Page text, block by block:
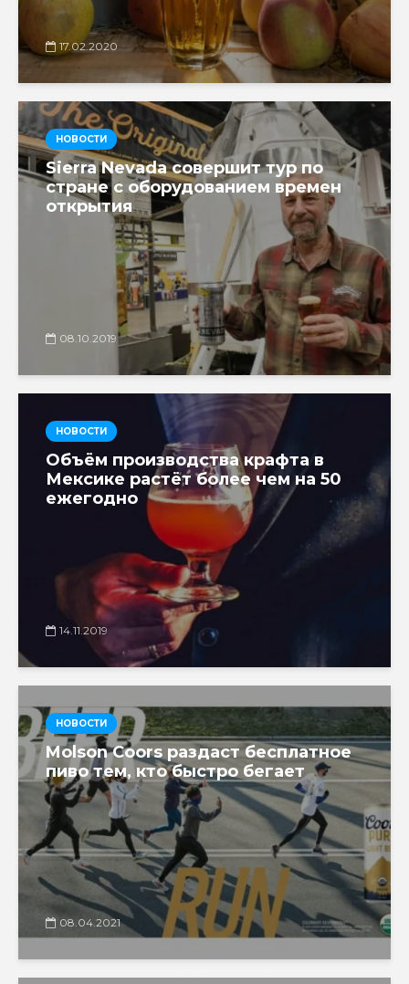
17.02.2020
НОВОСТИ
Sierra Nevada совершит тур по
стране с оборудованием времен
открытия
08.10.2019
НОВОСТИ
Объём производства крафта в
Мексике растёт более чем на 50
ежегодно
14.11.2019
НОВОСТИ
Molson Coors раздаст бесплатное
пиво тем, кто быстро бегает
08.04.2021